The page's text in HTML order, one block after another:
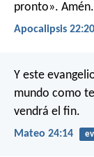
pronto».
Apocalipsis 22:20
Y este
mundo como
vendrá el fin.
Mateo 24:14